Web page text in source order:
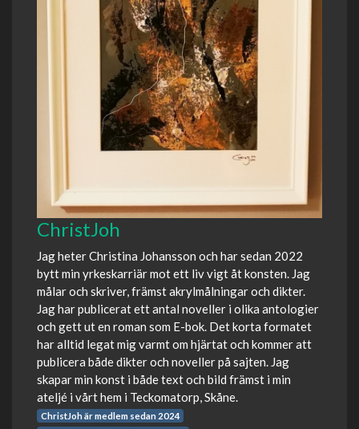
ChristJoh
Jag heter Christina Johansson och har sedan 2022
bytt min yrkeskarriär mot ett liv vigt åt konsten. Jag
målar och skriver, främst akrylmålningar och dikter.
Jag har publicerat ett antal noveller i olika antologier
och gett ut en roman som E-bok. Det korta formatet
har alltid legat mig varmt om hjärtat och kommer att
publicera både dikter och noveller på sajten. Jag
skapar min konst i både text och bild främst i min
ateljé i vårt hem i Teckomatorp, Skåne.
ChristJoh är medlem sedan 2024